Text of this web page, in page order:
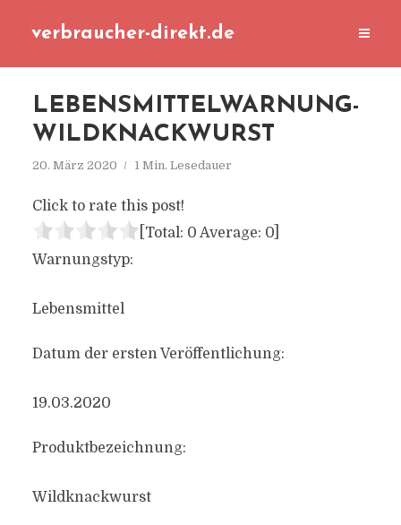
verbraucher-direkt.de
LEBENSMITTELWARNUNG-
WILDKNACKWURST
20. März 2020 1 Min. Lesedauer
Click to rate this post!
[Total: 0 Average: 0]
Warnungstyp:
Lebensmittel
Datum der ersten Veröffentlichung:
19.03.2020
Produktbezeichnung:
Wildknackwurst